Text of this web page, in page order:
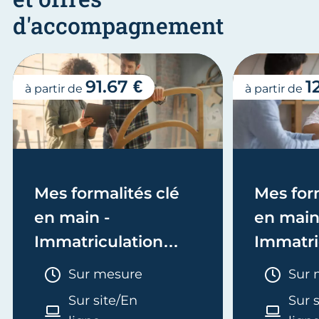
d'accompagnement
Mes formalités clé
en main -
Immatriculation
(EI/Micro-entreprise
ou réel)
Durée :
Sur mesure
Sur site/En
à partir de 91.67 €
Mes
en
Sur
Sur
à partir de